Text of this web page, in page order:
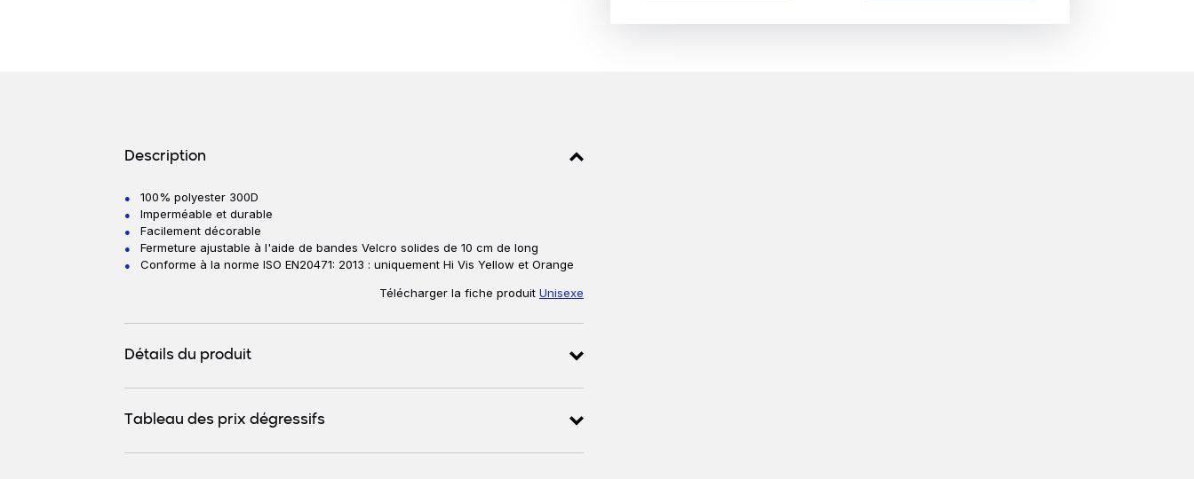
Détails produits
Description
Description
100% polyester 300D
Imperméable et durable
Facilement décorable
Fermeture ajustable à l'aide de bandes Velcro solides de 10 cm de long
Conforme à la norme ISO EN20471: 2013 : uniquement Hi Vis Yellow et Orange
Télécharger la fiche produit Unisexe
Détails du produit
Tableau des prix dégressifs